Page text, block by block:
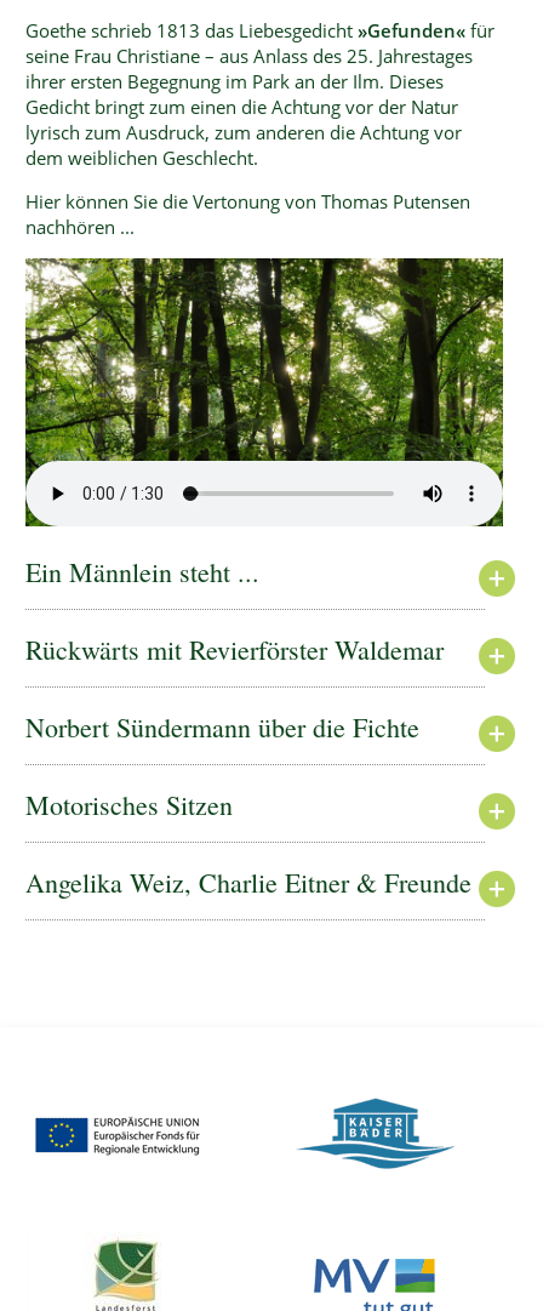
Goethe schrieb 1813 das Liebesgedicht »Gefunden« für
seine Frau Christiane – aus Anlass des 25. Jahrestages
ihrer ersten Begegnung im Park an der Ilm. Dieses
Gedicht bringt zum einen die Achtung vor der Natur
lyrisch zum Ausdruck, zum anderen die Achtung vor
dem weiblichen Geschlecht.
Hier können Sie die Vertonung von Thomas Putensen
nachhören ...
Ein Männlein steht ...
Rückwärts mit Revierförster Waldemar
Norbert Sündermann über die Fichte
Motorisches Sitzen
Angelika Weiz, Charlie Eitner & Freunde